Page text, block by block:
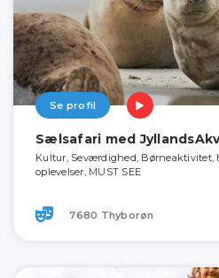
Se profil
Sælsafari med
Kultur, Seværdighed, Børneaktivitet,
oplevelser, MUST SEE
7680 Thyborøn